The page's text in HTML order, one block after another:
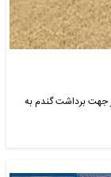
جهت برداشت گندم به